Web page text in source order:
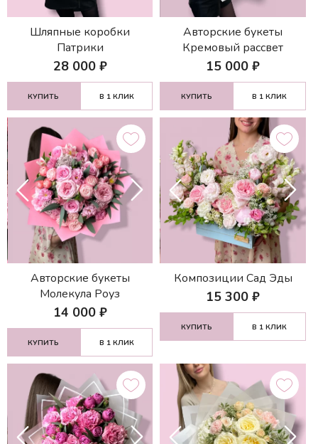
Шляпные коробки
Патрики
28 000₽
КУПИТЬ В 1 КЛИК
Авторские букеты
Кремовый рассвет
15 000 ₽
КУПИТЬ В 1 КЛИК
Авторские букеты
Молекула Роуз
14 000₽
КУПИТЬ В 1 КЛИК
Композиции Сад Эды
15 300 ₽
КУПИТЬ В 1 КЛИК